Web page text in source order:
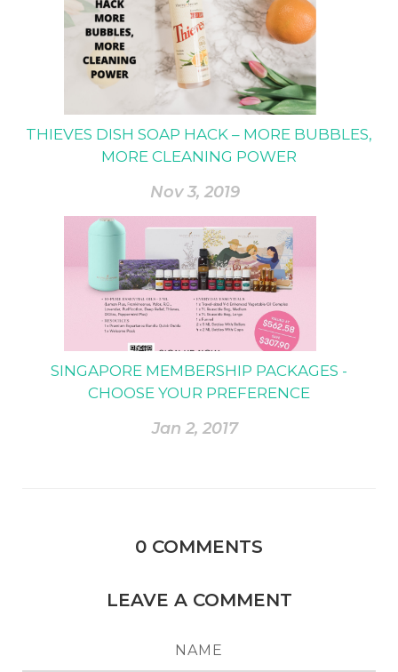
THIEVES DISH SOAP HACK – MORE BUBBLES,
MORE CLEANING POWER
Nov 3, 2019
SINGAPORE MEMBERSHIP PACKAGES -
CHOOSE YOUR PREFERENCE
Jan 2, 2017
0 COMMENTS
LEAVE A COMMENT
NAME